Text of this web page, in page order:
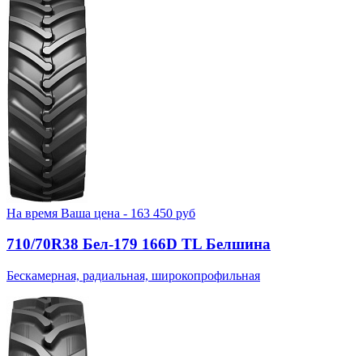
На время Ваша цена - 163 450 руб
710/70R38 Бел-179 166D TL Белшина
Бескамерная, радиальная, широкопрофильная